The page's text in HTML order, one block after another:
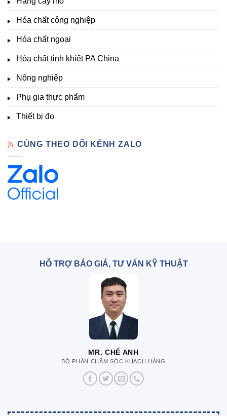
Chất
Hóa chất công nghiệp
Hóa chất ngoại
Hóa chất tinh khiết PA China
Nông nghiệp
Phụ gia thực phẩm
Thiết bị đo
CÙNG THEO DÕI KÊNH ZALO
HỖ TRỢ BÁO GIÁ, TƯ VẤN KỸ THUẬT
MR. CHẾ ANH
BỘ PHẬN CHĂM SÓC KHÁCH HÀNG